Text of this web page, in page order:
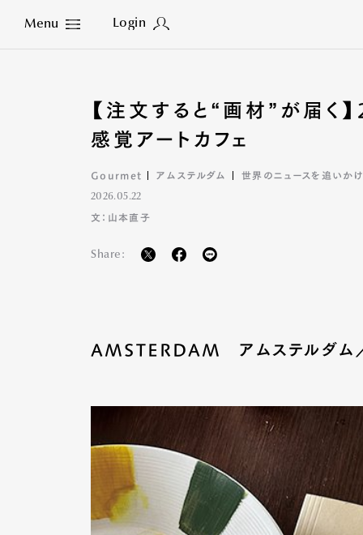
Menu Login
Close
【注文すると“画材”が届く
感覚アートカフェ
Gourmet アムステルダム 世界のニュースを追いかけ
2026.05.22
文：山本直子
Share:
AMSTERDAM アムステルダム